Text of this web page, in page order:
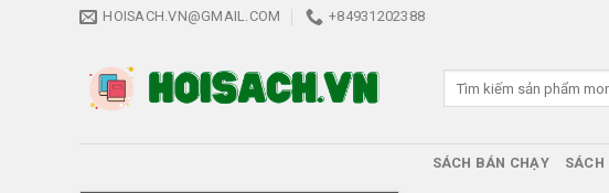
HOISACH.VN@GMAIL.COM +84931202388
SÁCH BÁN CHẠY SÁCH